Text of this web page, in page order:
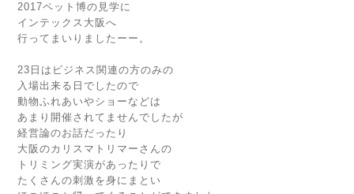
2017ペット博の見学に
インテックス大阪へ
行ってまいりましたーー。
23日はビジネス関連の方のみの
入場出来る日でしたので
動物ふれあいやショーなどは
あまり開催されてませんでしたが
経営論のお話だったり
大阪のカリスマトリマーさんの
トリミング実演があったりで
たくさんの刺激を身にまとい